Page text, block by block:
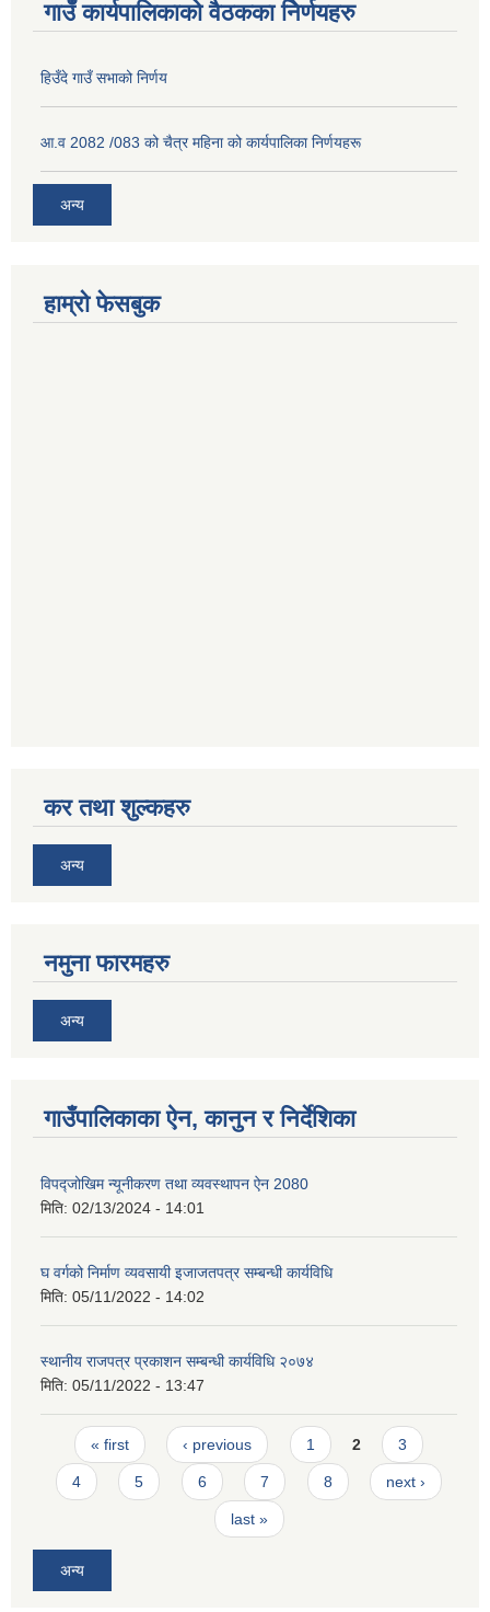
गाउँ कार्यपालिकाको वैठकका निेर्णयहरु
हिउँदे गाउँ सभाको निर्णय
आ.व 2082 /083 को चैत्र महिना को कार्यपालिका निर्णयहरू
अन्य
हाम्रो फेसबुक
कर तथा शुल्कहरु
अन्य
नमुना फारमहरु
अन्य
गाउँपालिकाका ऐन, कानुन र निर्देशिका
विपद्जोखिम न्यूनीकरण तथा व्यवस्थापन ऐन 2080
मिति: 02/13/2024 - 14:01
घ वर्गको निर्माण व्यवसायी इजाजतपत्र सम्बन्धी कार्यविधि
मिति: 05/11/2022 - 14:02
स्थानीय राजपत्र प्रकाशन सम्बन्धी कार्यविधि २०७४
मिति: 05/11/2022 - 13:47
Pages
« first ‹ previous 1 2 3
4 5 6 7 8 next ›
last »
अन्य